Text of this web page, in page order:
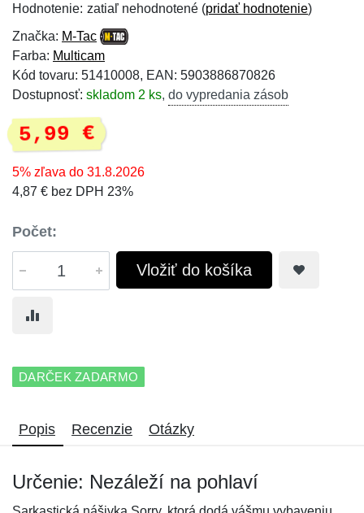
Hodnotenie: zatiaľ nehodnotené (pridať hodnotenie)
Značka: M-Tac
Farba: Multicam
Kód tovaru: 51410008, EAN: 5903886870826
Dostupnosť: skladom 2 ks, do vypredania zásob
5,99 €
5% zľava do 31.8.2026
4,87 € bez DPH 23%
Počet:
Vložiť do košíka
DARČEK ZADARMO
Popis Recenzie Otázky
Určenie: Nezáleží na pohlaví